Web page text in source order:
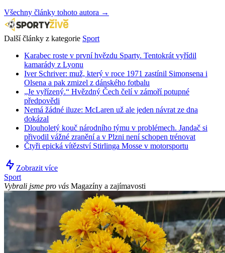
Všechny články tohoto autora →
Další články z kategorie Sport
Karabec roste v první hvězdu Sparty. Tentokrát vyřídil
kamarády z Lyonu
Iver Schriver: muž, který v roce 1971 zastínil Simonsena i
Olsena a pak zmizel z dánského fotbalu
„Je vyřízený.“ Hvězdný Čech čelí v zámoří potupné
předpovědi
Nemá žádné iluze: McLaren už ale jeden návrat ze dna
dokázal
Dlouholetý kouč národního týmu v problémech. Jandač si
přivodil vážné zranění a v Plzni není schopen trénovat
Čtyři epická vítězství Stirlinga Mosse v motorsportu
Zobrazit více
Sport
Vybrali jsme pro vás Magazíny a zajímavosti